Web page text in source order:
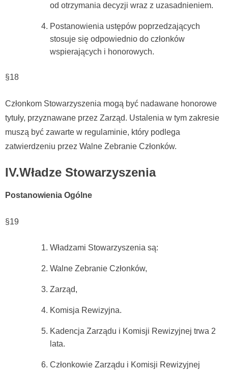
od otrzymania decyzji wraz z uzasadnieniem.
Postanowienia ustępów poprzedzających
stosuje się odpowiednio do członków
wspierających i honorowych.
§18
Członkom Stowarzyszenia mogą być nadawane honorowe
tytuły, przyznawane przez Zarząd. Ustalenia w tym zakresie
muszą być zawarte w regulaminie, który podlega
zatwierdzeniu przez Walne Zebranie Członków.
IV.Władze Stowarzyszenia
Postanowienia Ogólne
§19
Władzami Stowarzyszenia są:
Walne Zebranie Członków,
Zarząd,
Komisja Rewizyjna.
Kadencja Zarządu i Komisji Rewizyjnej trwa 2
lata.
Członkowie Zarządu i Komisji Rewizyjnej